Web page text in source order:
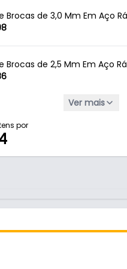
Brocas de 3,0 Mm Em Aço
Ctc-01700030 Ctpohr
Brocas de 2,5 Mm Em Aço
Mm Em Aço Rápido Polido
Mm Em Aço Rápido Polido
Ver mais
por